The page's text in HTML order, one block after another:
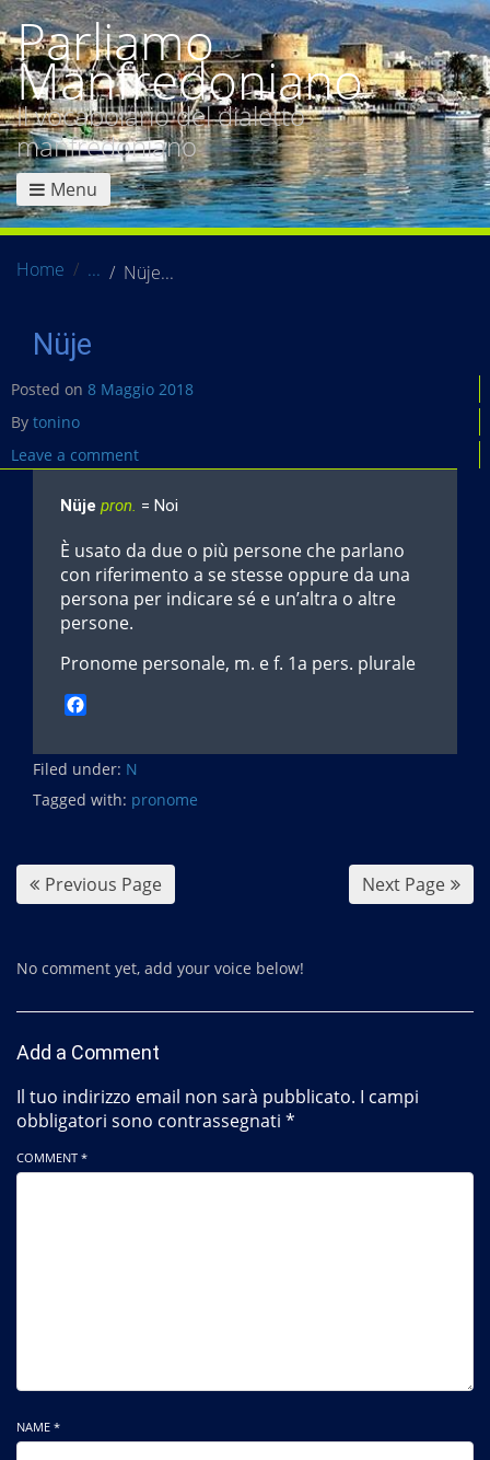
Parliamo
Manfredoniano
Il vocabolario del dialetto
manfredoniano
Menu
Home Nüje
Nüje
Posted on 8 Maggio 2018
By tonino
Leave a comment
Nüje pron. = Noi
È usato da due o più persone che parlano
con riferimento a se stesse oppure da una
persona per indicare sé e un’altra o altre
persone.
Pronome personale, m. e f. 1a pers. plurale
c
e
b
Filed under: N
Tagged with: pronome
Previous Page Next Page
No comment yet, add your voice below!
Add a Comment
Il tuo indirizzo email non sarà pubblicato. I campi
obbligatori sono contrassegnati *
COMMENT *
NAME *